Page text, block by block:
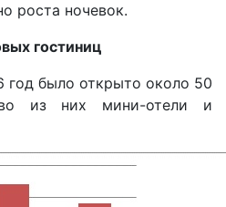
роста ночевок.
гостиниц
год было открыто около 50
из них мини-отели и